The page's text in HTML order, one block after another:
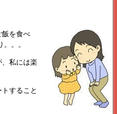
飯を食べ
。。
私には楽
すること